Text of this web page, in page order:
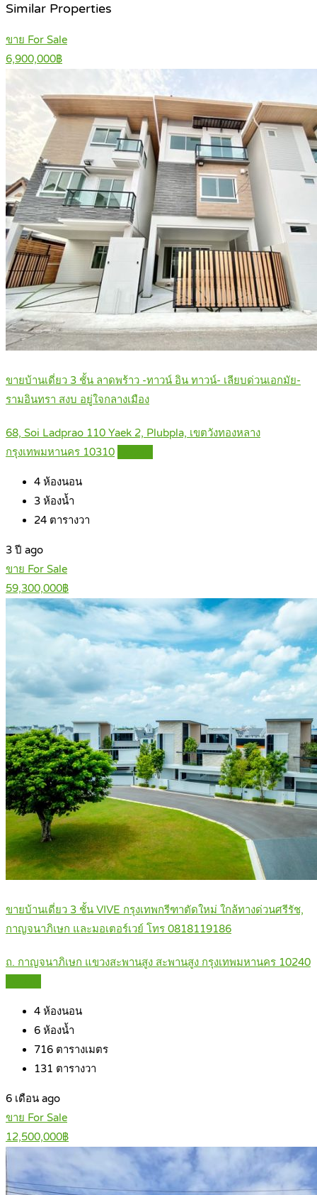
Similar Properties
ขาย For Sale
6,900,000฿
ขายบ้านเดี่ยว 3 ชั้น ลาดพร้าว -ทาวน์ อิน ทาวน์- เลียบด่วนเอกมัย-
รามอินทรา สงบ อยู่ใจกลางเมือง
68, Soi Ladprao 110 Yaek 2, Plubpla, เขตวังทองหลาง
กรุงเทพมหานคร 10310
4 ห้องนอน
3 ห้องน้ำ
24 ตารางวา
3 ปี ago
ขาย For Sale
59,300,000฿
ขายบ้านเดี่ยว 3 ชั้น VIVE กรุงเทพกรีฑาตัดใหม่ ใกล้ทางด่วนศรีรัช,
กาญจนาภิเษก และมอเตอร์เวย์ โทร 0818119186
ถ. กาญจนาภิเษก แขวงสะพานสูง สะพานสูง กรุงเทพมหานคร 10240
4 ห้องนอน
6 ห้องน้ำ
716 ตารางเมตร
131 ตารางวา
6 เดือน ago
ขาย For Sale
12,500,000฿